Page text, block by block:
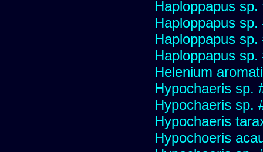
Haploppapus sp.
Haploppapus sp.
Haploppapus sp.
Haploppapus sp.
Helenium
Hypochaeris sp.
Hypochaeris sp.
Hypochaeris
Hypochoeris